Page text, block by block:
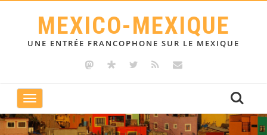
MEXICO-MEXIQUE
UNE ENTRÉE FRANCOPHONE SUR LE MEXIQUE
Toggle
navigation